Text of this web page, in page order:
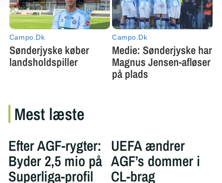
Mest læste
Efter AGF-rygter:
Byder 2,5 mio på
Superliga-profil
UEFA ændrer
AGF’s dommer i
CL-brag